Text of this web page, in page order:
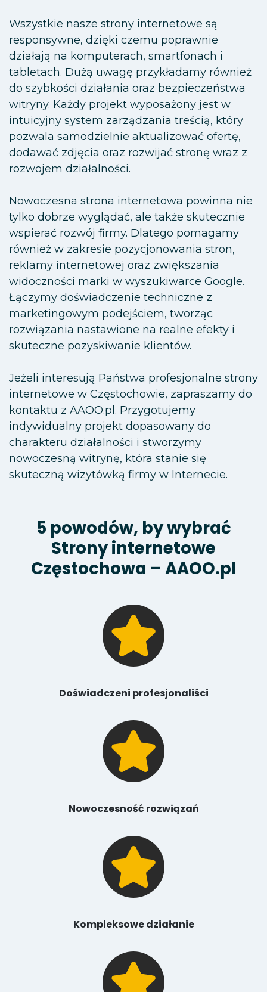
Wszystkie nasze strony internetowe są
responsywne, dzięki czemu poprawnie
działają na komputerach, smartfonach i
tabletach. Dużą uwagę przykładamy również
do szybkości działania oraz bezpieczeństwa
witryny. Każdy projekt wyposażony jest w
intuicyjny system zarządzania treścią, który
pozwala samodzielnie aktualizować ofertę,
dodawać zdjęcia oraz rozwijać stronę wraz z
rozwojem działalności.
Nowoczesna strona internetowa powinna nie
tylko dobrze wyglądać, ale także skutecznie
wspierać rozwój firmy. Dlatego pomagamy
również w zakresie pozycjonowania stron,
reklamy internetowej oraz zwiększania
widoczności marki w wyszukiwarce Google.
Łączymy doświadczenie techniczne z
marketingowym podejściem, tworząc
rozwiązania nastawione na realne efekty i
skuteczne pozyskiwanie klientów.
Jeżeli interesują Państwa profesjonalne strony
internetowe w Częstochowie, zapraszamy do
kontaktu z AAOO.pl. Przygotujemy
indywidualny projekt dopasowany do
charakteru działalności i stworzymy
nowoczesną witrynę, która stanie się
skuteczną wizytówką firmy w Internecie.
5 powodów, by wybrać
Strony internetowe
Częstochowa – AAOO.pl
Doświadczeni profesjonaliści
Nowoczesność rozwiązań
Kompleksowe działanie